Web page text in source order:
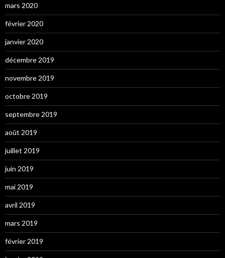
mars 2020
février 2020
janvier 2020
décembre 2019
novembre 2019
octobre 2019
septembre 2019
août 2019
juillet 2019
juin 2019
mai 2019
avril 2019
mars 2019
février 2019